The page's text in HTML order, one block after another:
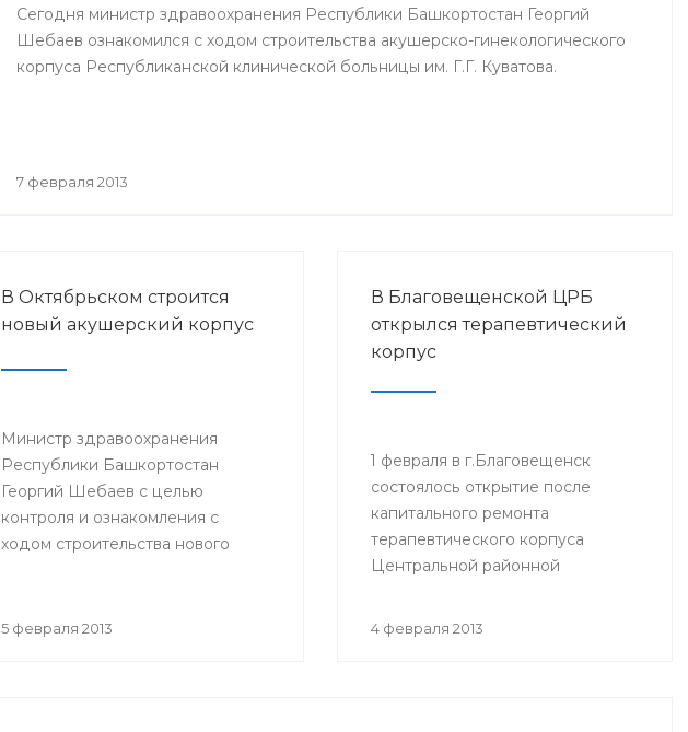
Сегодня министр здравоохранения Республики Башкортостан Георгий
Шебаев ознакомился с ходом строительства акушерско-гинекологического
корпуса Республиканской клинической больницы им. Г.Г. Куватова.
7 февраля 2013
В Октябрьском строится
новый акушерский корпус
Министр здравоохранения
Республики Башкортостан
Георгий Шебаев с целью
контроля и ознакомления с
ходом строительства нового
5 февраля 2013
В Благовещенской ЦРБ
открылся терапевтический
корпус
1 февраля в г.Благовещенск
состоялось открытие после
капитального ремонта
терапевтического корпуса
Центральной районной
присутствовали руководитель
4 февраля 2013